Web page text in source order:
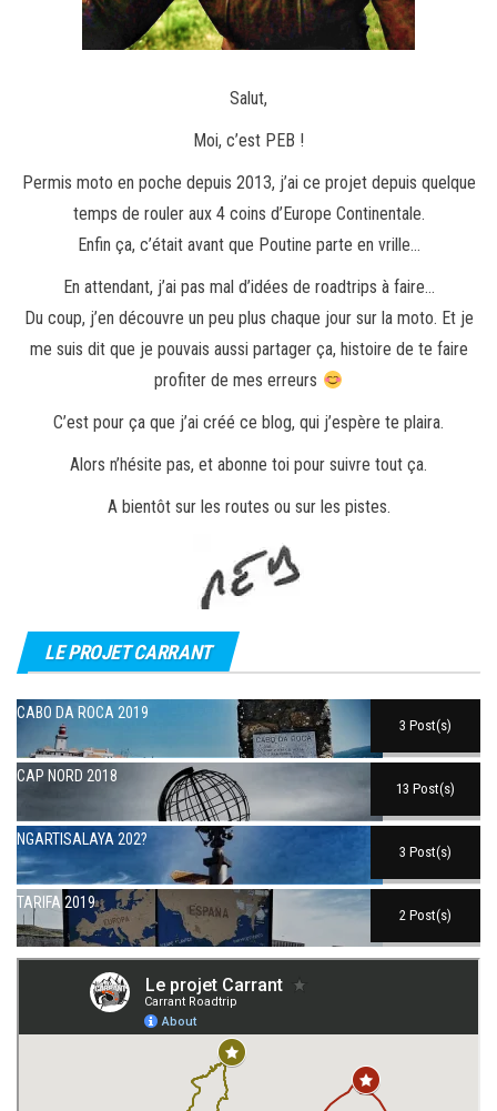
Salut,
Moi, c’est PEB !
Permis moto en poche depuis 2013, j’ai ce projet depuis quelque
temps de rouler aux 4 coins d’Europe Continentale.
Enfin ça, c’était avant que Poutine parte en vrille…
En attendant, j’ai pas mal d’idées de roadtrips à faire…
Du coup, j’en découvre un peu plus chaque jour sur la moto. Et je
me suis dit que je pouvais aussi partager ça, histoire de te faire
profiter de mes erreurs
C’est pour ça que j’ai créé ce blog, qui j’espère te plaira.
Alors n’hésite pas, et abonne toi pour suivre tout ça.
A bientôt sur les routes ou sur les pistes.
LE PROJET CARRANT
CABO DA ROCA 2019
3 Post(s)
CAP NORD 2018
13 Post(s)
NGARTISALAYA 202?
3 Post(s)
TARIFA 2019
2 Post(s)